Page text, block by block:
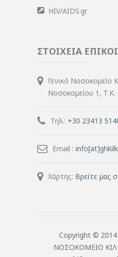
HIV/AIDS.gr
ΣΤΟΙΧΕΙΑ
Γενικό Νοσοκομείο
Νοσοκομείου 1, Τ.Κ.
Τηλ.: +30 23413
Email :
Χάρτης: Βρείτε μας
Copyright ©
ΝΟΣΟΚΟΜΕΙΟ